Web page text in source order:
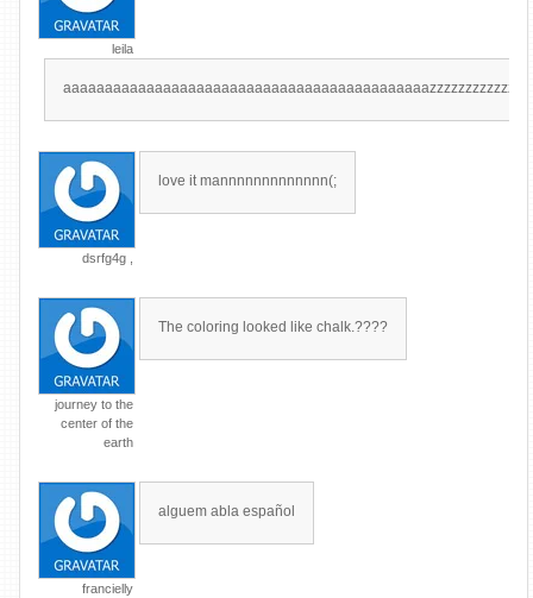
leila
dsrfg4g ,
love it mannnnnnnnnnnnn(;
journey to the
center of the
earth
The coloring looked like chalk.????
francielly
alguem abla español